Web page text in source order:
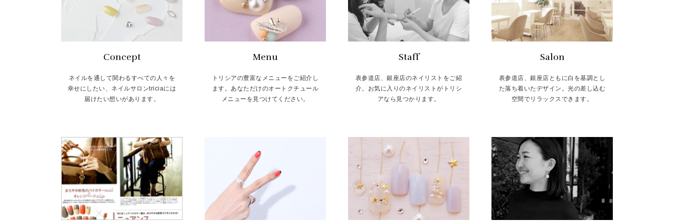
Concept
ネイルを通して関わるすべての人々を
幸せにしたい、ネイルサロンtriciaには
届けたい想いがあります。
Menu
トリシアの豊富なメニューをご紹介し
ます。あなただけのオートクチュール
メニューを見つけてください。
Staff
表参道店、銀座店のネイリストをご紹
介。お気に入りのネイリストがトリシ
アなら見つかります。
Salon
表参道店、銀座店ともに白を基調とし
た落ち着いたデザイン。光の差し込む
空間でリラックスできます。